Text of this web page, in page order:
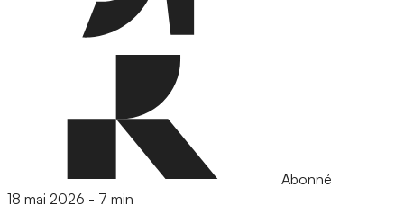
Abonné
18 mai 2026 - 7 min